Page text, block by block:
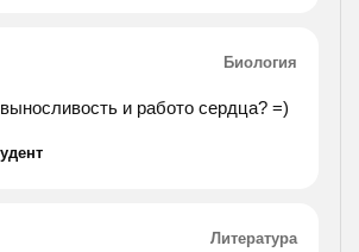
Биология
и работо сердца? =)
Литература